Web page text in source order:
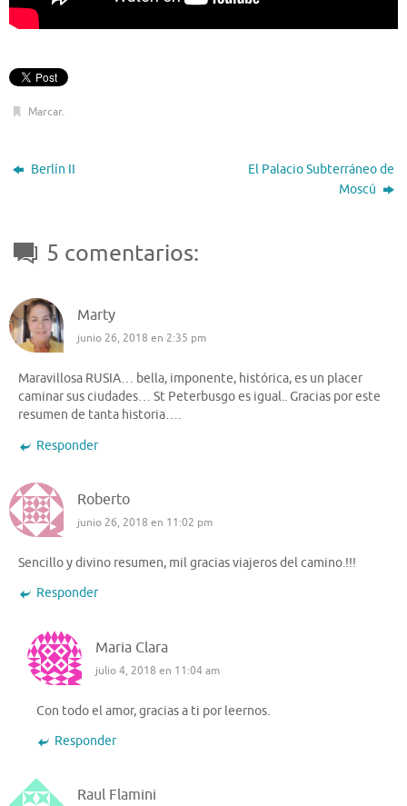
Marcar.
Berlín II
El Palacio Subterráneo de
Moscú
5 comentarios:
Marty
junio 26, 2018 en 2:35 pm
Maravillosa RUSIA… bella, imponente, histórica, es un placer
caminar sus ciudades… St Peterbusgo es igual.. Gracias por este
resumen de tanta historia….
Responder
Roberto
junio 26, 2018 en 11:02 pm
Sencillo y divino resumen, mil gracias viajeros del camino.!!!
Responder
Maria Clara
julio 4, 2018 en 11:04 am
Con todo el amor, gracias a ti por leernos.
Responder
Raul Flamini